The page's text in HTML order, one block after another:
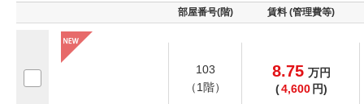
部屋番号(階) 賃料 (管理費等)
103
（1階）
8.75 万円
(4,600 円)